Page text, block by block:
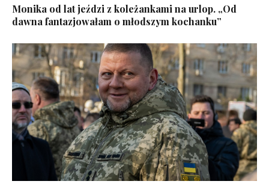
Monika od lat jeździ z koleżankami na urlop. „Od
dawna fantazjowałam o młodszym kochanku”